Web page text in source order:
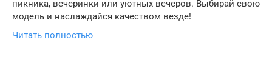
пикника, вечеринки или уютных вечеров. Выбирай свою
модель и наслаждайся качеством везде!
Читать полностью